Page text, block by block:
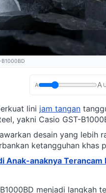
B1000BD
A A
lini jam tangan
yakni Casio GST-
desain yang lebih
ketangguhan khas
Anak-anaknya Terancam
menjadi langkah